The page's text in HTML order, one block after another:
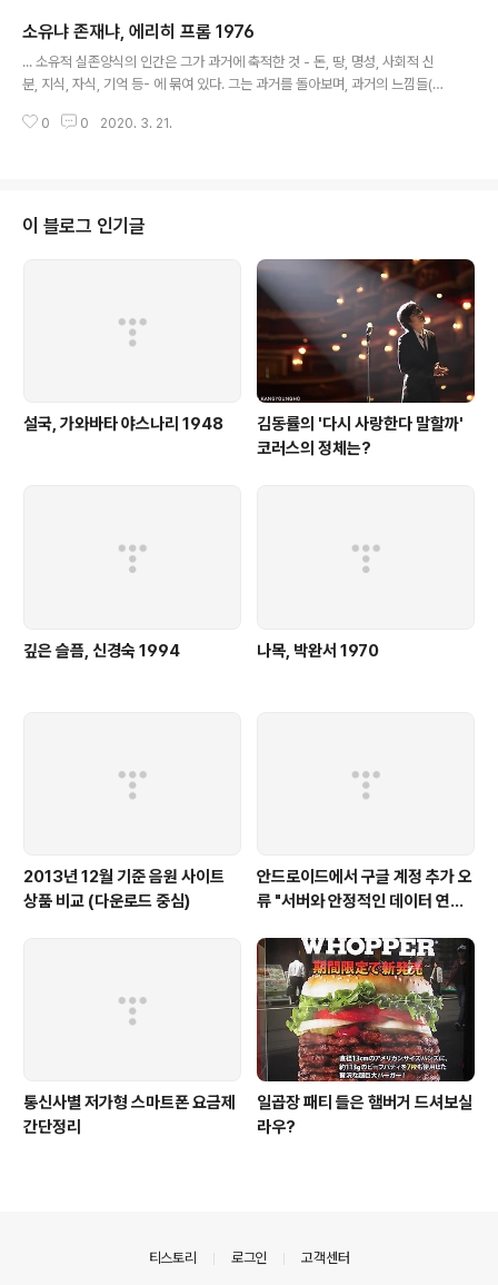
한 실수를 저지르는 것이다. 우리는 상상을 더하는 훈련을 해야 한다. 매일 아침
자리에서 일어나기 전과 그리고 매일 저녁 잠자리에 들기 전에 눈을 감고 성공
을 위한 주문을 스무 번 반복한다. 나지막이 숫자를 세어가며 이렇게 반복한다.
소유냐 존재냐, 에리히 프롬 1976
... 소유적 실존양식의 인간은 그가 과거에 축적한 것 - 돈, 땅, 명성, 사회적 신
분, 지식, 자식, 기억 등- 에 묶여 있다. 그는 과거를 돌아보며, 과거의 느낌들(또
과거를 느끼려고 애쓴다. 그는 바로 과거 자체이다. 그는 "나는 과거의 나로 존
하고 종족을 번식시키기 위해서 자연과 싸우지 않으면 안되듯이, 문명인 역시
자연(본성)과 싸우지 않으면 안 된다. 그것도 그가 그 어떤 사회형태에 몸담..
0 0 2020. 3. 21.
이 블로그 인기글
설국, 가와바타 야스나리 1948
김동률의 '다시 사랑한다 말할까'
코러스의 정체는?
깊은 슬픔, 신경숙 1994 나목, 박완서 1970
2013년 12월 기준 음원 사이트
상품 비교 (다운로드 중심)
안드로이드에서 구글 계정 추가 오
류 "서버와 안정적인 데이터 연결
통신사별 저가형 스마트폰 요금제
간단정리
일곱장 패티 들은 햄버거 드셔보실
라우?
티스토리 로그인 고객센터